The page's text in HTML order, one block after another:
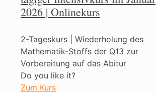
2026 | Onlinekurs
2-Tageskurs | Wiederholung des
Mathematik-Stoffs der Q13 zur
Vorbereitung auf das Abitur
Do you like it?
Zum Kurs